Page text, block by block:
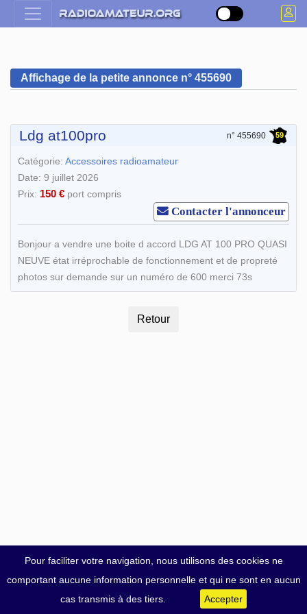
Pour faciliter votre navigation, nous utilisons des cookies ne
comportant aucune information personnelle et qui ne sont en aucun
cas transmis à des tiers.
Accepter
Affichage de la petite annonce n° 455690
Ldg at100pro n° 455690 59
Catégorie: Accessoires radioamateur
Date: 9 juillet 2026
Prix: 150 € port compris
Contacter l'annonceur
Bonjour a vendre une boite d accord LDG AT 100 PRO QUASI
NEUVE état irréprochable de fonctionnement et de propreté
photos sur demande sur un numéro de 600 merci 73s